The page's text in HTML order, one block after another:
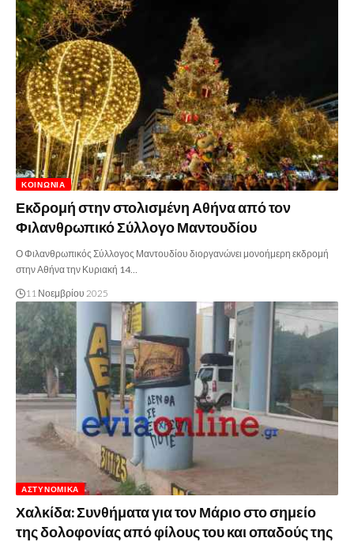
ΚΟΙΝΩΝΊΑ
Εκδρομή στην στολισμένη Αθήνα από τον
Φιλανθρωπικό Σύλλογο Μαντουδίου
Ο Φιλανθρωπικός Σύλλογος Μαντουδίου διοργανώνει μονοήμερη εκδρομή
στην Αθήνα την Κυριακή 14…
11 Νοεμβρίου 2025
ΑΣΤΥΝΟΜΙΚΆ
Χαλκίδα: Συνθήματα για τον Μάριο στο σημείο
της δολοφονίας από φίλους του και οπαδούς της